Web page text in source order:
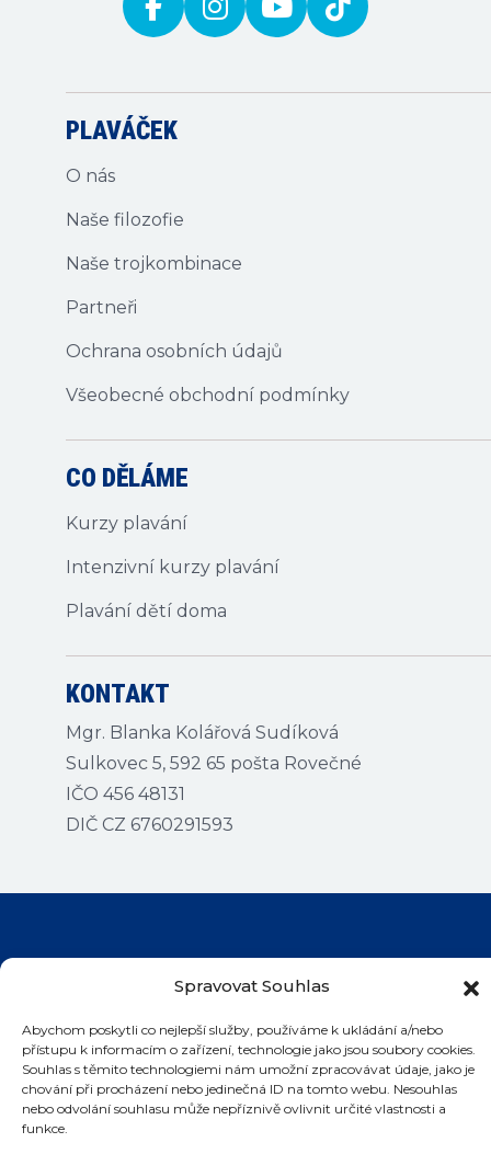
Spravovat Souhlas
Abychom poskytli co nejlepší služby, používáme k ukládání a/nebo
přístupu k informacím o zařízení, technologie jako jsou soubory cookies.
Souhlas s těmito technologiemi nám umožní zpracovávat údaje, jako je
chování při procházení nebo jedinečná ID na tomto webu. Nesouhlas
nebo odvolání souhlasu může nepříznivě ovlivnit určité vlastnosti a
funkce.
PLAVÁČEK
O nás
Naše filozofie
Naše trojkombinace
Partneři
Ochrana osobních údajů
Všeobecné obchodní podmínky
CO DĚLÁME
Kurzy plavání
Intenzivní kurzy plavání
Plavání dětí doma
KONTAKT
Mgr. Blanka Kolářová Sudíková
Sulkovec 5, 592 65 pošta Rovečné
IČO 456 48131
DIČ CZ 6760291593
Kontakty na bazény
©2026 Plaváček